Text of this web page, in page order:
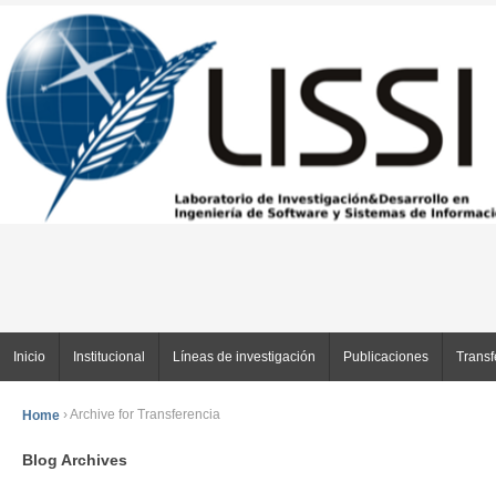
Inicio Institucional Líneas de investigación Publicaciones
Home ›Archive for Transferencia
Blog Archives